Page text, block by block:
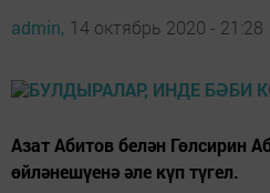
admin, 14 октябрь 2020 - 21:28
Азат Абитов белән Гөлсирин
өйләнешүенә әле күп түгел.